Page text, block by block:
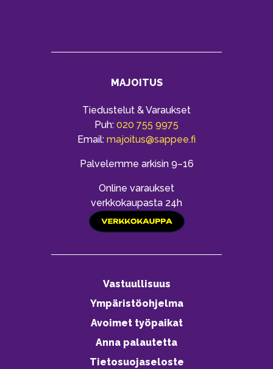
MAJOITUS
Tiedustelut & Varaukset
Puh: 020 755 9975
Email: majoitus@sappee.fi
Palvelemme arkisin 9–16
Online varaukset
verkkokaupasta 24h
Vastuullisuus
Ympäristöohjelma
Avoimet työpaikat
Anna palautetta
Tietosuojaseloste